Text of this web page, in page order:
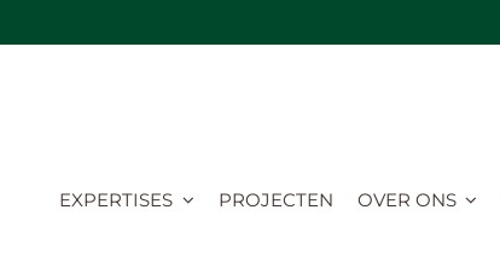
EXPERTISES PROJECTEN OVER ONS